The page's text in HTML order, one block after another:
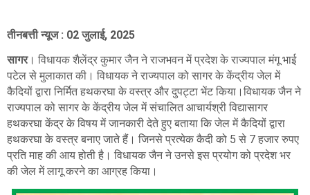
तीनबत्ती न्यूज : 02 जुलाई, 2025
सागर। विधायक शैलेंद्र कुमार जैन ने राजभवन में प्रदेश के राज्यपाल मंगू भाई
पटेल से मुलाकात की। विधायक ने राज्यपाल को सागर के केंद्रीय जेल में
कैदियों द्वारा निर्मित हथकरघा के वस्त्र और दुपट्टा भेंट किया।विधायक जैन ने
राज्यपाल को सागर के केंद्रीय जेल में संचालित आचार्यश्री विद्यासागर
हथकरघा केंद्र के विषय में जानकारी देते हुए बताया कि जेल में कैदियों द्वारा
हथकरघा के वस्त्र बनाए जाते हैं। जिनसे प्रत्येक कैदी को 5 से 7 हजार रुपए
प्रति माह की आय होती है। विधायक जैन ने उनसे इस प्रयोग को प्रदेश भर
की जेल में लागू करने का आग्रह किया।